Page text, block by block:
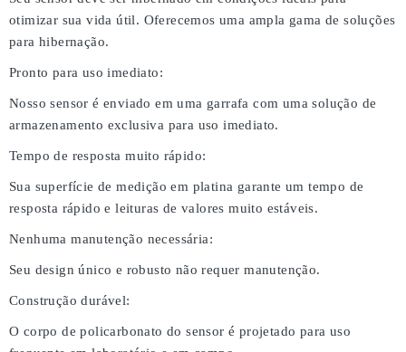
otimizar sua vida útil. Oferecemos uma ampla gama de soluções
para hibernação.
Pronto para uso imediato:
Nosso sensor é enviado em uma garrafa com uma solução de
armazenamento exclusiva para uso imediato.
Tempo de resposta muito rápido:
Sua superfície de medição em platina garante um tempo de
resposta rápido e leituras de valores muito estáveis.
Nenhuma manutenção necessária:
Seu design único e robusto não requer manutenção.
Construção durável:
O corpo de policarbonato do sensor é projetado para uso